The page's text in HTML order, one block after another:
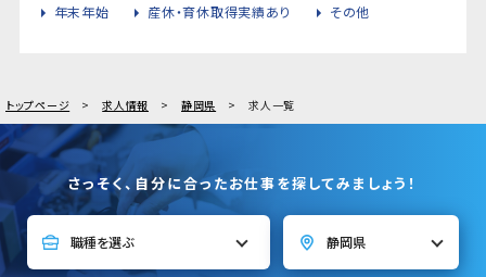
年末年始
産休・育休取得実績あり その他
トップページ 求人情報 静岡県 求人一覧
さっそく、自分に合ったお仕事を探してみましょう！